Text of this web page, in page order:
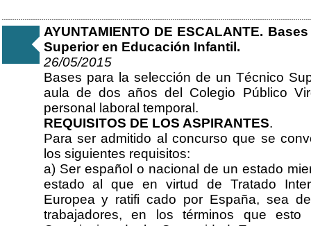
AYUNTAMIENTO DE ESCALANTE.
Superior en Educación Infantil.
26/05/2015
Bases para la selección de un Técnico
aula de dos años del Colegio Público
personal laboral temporal.
REQUISITOS DE LOS ASPIRANTES.
Para ser admitido al concurso que se
los siguientes requisitos:
a) Ser español o nacional de un estado
estado al que en virtud de Tratado
Europea y ratifi cado por España, sea
trabajadores, en los términos que